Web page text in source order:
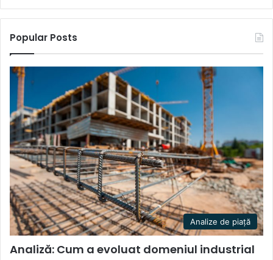
Popular Posts
Analize de piață
Analiză: Cum a evoluat domeniul industrial